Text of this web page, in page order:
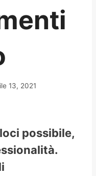
13, 2021
possibile,